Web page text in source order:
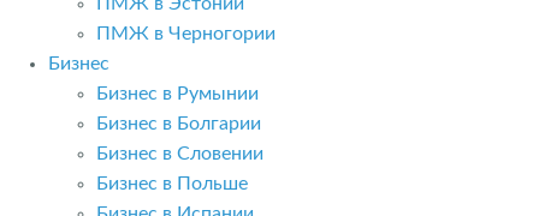
ПМЖ в Черногории
Бизнес
Бизнес в Румынии
Бизнес в Болгарии
Бизнес в Словении
Бизнес в Польше